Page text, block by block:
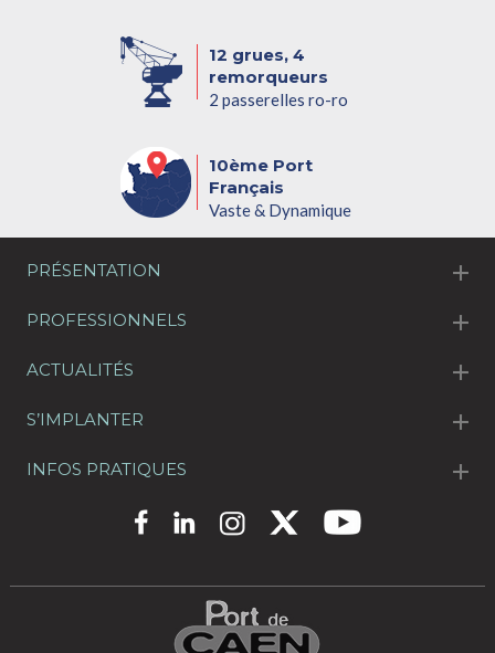
12 grues, 4
remorqueurs
2 passerelles ro-ro
10ème Port
Français
Vaste & Dynamique
PRÉSENTATION
PROFESSIONNELS
ACTUALITÉS
S’IMPLANTER
INFOS PRATIQUES